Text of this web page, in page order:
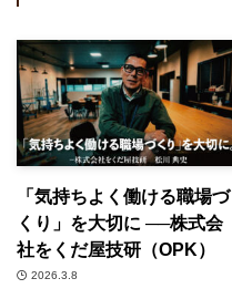
「気持ちよく働ける職場づ
くり」を大切に ──株式会
社をくだ屋技研（OPK）
2026.3.8